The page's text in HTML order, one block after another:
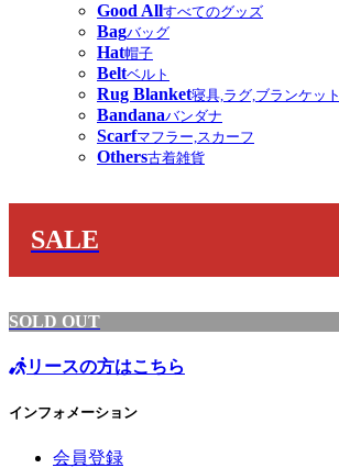
Good Allすべてのグッズ
Bagバッグ
Hat帽子
Beltベルト
Rug Blanket寝具,ラグ,ブランケット
Bandanaバンダナ
Scarfマフラー,スカーフ
Others古着雑貨
SALE
SOLD OUT
リースの方はこちら
インフォメーション
会員登録